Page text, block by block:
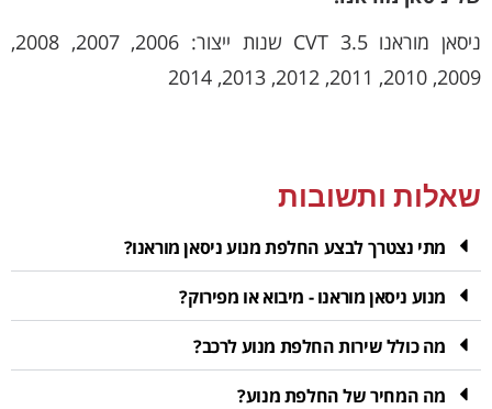
ניסאן מוראנו 3.5 CVT שנות ייצור: 2006, 2007, 2008,
2009, 2010, 2011, 2012, 2013, 2014
שאלות ותשובות
מתי נצטרך לבצע החלפת מנוע ניסאן מוראנו?
מנוע ניסאן מוראנו - מיבוא או מפירוק?
מה כולל שירות החלפת מנוע לרכב?
מה המחיר של החלפת מנוע?